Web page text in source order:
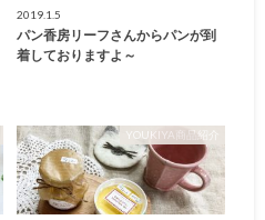
2019.1.5
パン香房リーフさんからパンが到
着しておりますよ～
YOUKIYA商品紹介